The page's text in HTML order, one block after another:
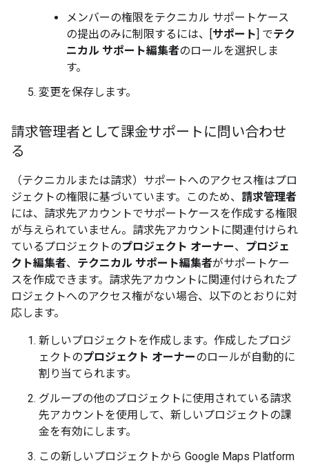
メンバーの権限をテクニカル サポートケース
の提出のみに制限するには、[サポート] でテク
ニカル サポート編集者のロールを選択しま
す。
変更を保存します。
請求管理者として課金サポートに問い合わせ
る
（テクニカルまたは請求）サポートへのアクセス権はプロ
ジェクトの権限に基づいています。このため、 請求管理者
には、請求先アカウントでサポートケースを作成する権限
が与えられていません。請求先アカウントに関連付けられ
ているプロジェクトのプロジェクト オーナー、 プロジェ
クト編集者、 テクニカル サポート編集者がサポートケー
スを作成できます。請求先アカウントに関連付けられたプ
ロジェクトへのアクセス権がない場合、以下のとおりに対
応します。
新しいプロジェクトを作成します。作成したプロジ
ェクトのプロジェクト オーナーのロールが自動的に
割り当てられます。
グループの他のプロジェクトに使用されている請求
先アカウントを使用して、新しいプロジェクトの課
金を有効にします。
この新しいプロジェクトから Google Maps Platform